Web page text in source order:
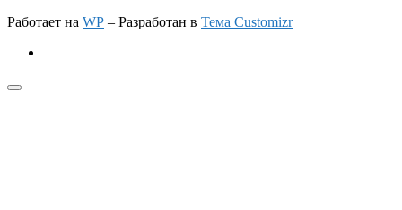
Работает на WP – Разработан в Тема Customizr